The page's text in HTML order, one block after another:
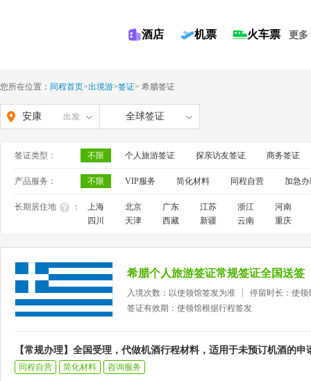
酒店 机票 火车票 更多
您所在位置： 同程首页>出境游>签证> 希腊签证
安康 出发 全球签证
签证类型： 不限 个人旅游签证 探亲访友签证 商务签证
产品服务： 不限 VIP服务 简化材料 同程自营 加急
长期居住地 ： 上海 北京 广东 江苏 浙江
河南
四川
天津 西藏 新疆 云南 重庆
希腊个人旅游签证常规签证全国送签
入境次数：以使领馆签发为准
停留时长：使领
签证有效期：使领馆根据行程签发
【常规办理】全国受理，代做机酒行程材料，适用于未预订机酒的申
同程自营 简化材料
咨询服务